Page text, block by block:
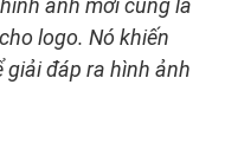
logo. Nó khiến
đáp ra hình ảnh